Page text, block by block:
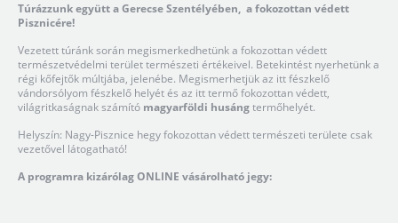
Túrázzunk együtt a Gerecse Szentélyében, a fokozottan védett
Pisznicére!
Vezetett túránk során megismerkedhetünk a fokozottan védett
természetvédelmi terület természeti értékeivel. Betekintést nyerhetünk a
régi kőfejtők múltjába, jelenébe. Megismerhetjük az itt fészkelő
vándorsólyom fészkelő helyét és az itt termő fokozottan védett,
világritkaságnak számító magyarföldi husángtermőhelyét.
Helyszín: Nagy-Pisznice hegy fokozottan védett természeti területe csak
vezetővel látogatható!
A programra kizárólag ONLINE vásárolható jegy: